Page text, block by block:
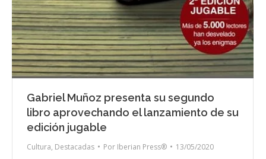
Gabriel Muñoz presenta su segundo
libro aprovechando el lanzamiento de su
edición jugable
Cultura, Destacadas Por Iberian Press® 13/05/2020